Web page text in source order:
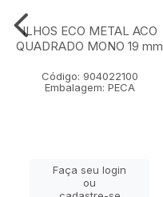
ILHOS ECO METAL ACO
QUADRADO MONO 19 mm
Código: 904022100
Embalagem: PECA
Faça seu login
ou